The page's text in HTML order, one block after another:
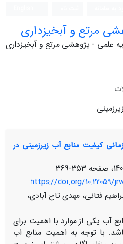
مرتع و آبخیزداری
علمی - پژوهشی مرتع و آبخیزداری
کیفیت منابع آب زیرزمینی در
353-369
https://doi.org/10.22059/
فتائی، مهدی تاج آبادی،
آب یکی از موارد با اهمیت برای
با توجه به اهمیت منابع اب